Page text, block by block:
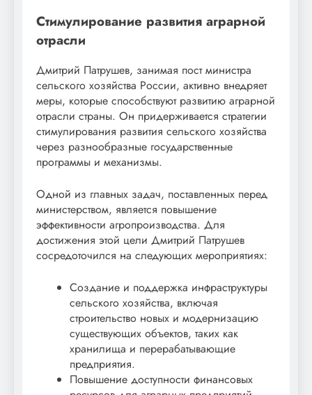
Стимулирование развития аграрной
отрасли
Дмитрий Патрушев, занимая пост министра
сельского хозяйства России, активно внедряет
меры, которые способствуют развитию аграрной
отрасли страны. Он придерживается стратегии
стимулирования развития сельского хозяйства
через разнообразные государственные
программы и механизмы.
Одной из главных задач, поставленных перед
министерством, является повышение
эффективности агропроизводства. Для
достижения этой цели Дмитрий Патрушев
сосредоточился на следующих мероприятиях:
Создание и поддержка инфраструктуры
сельского хозяйства, включая
строительство новых и модернизацию
существующих объектов, таких как
хранилища и перерабатывающие
предприятия.
Повышение доступности финансовых